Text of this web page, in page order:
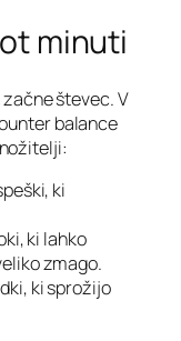
minuti
začne števec. V
balance
ki
ki lahko
zmago.
ki sprožijo